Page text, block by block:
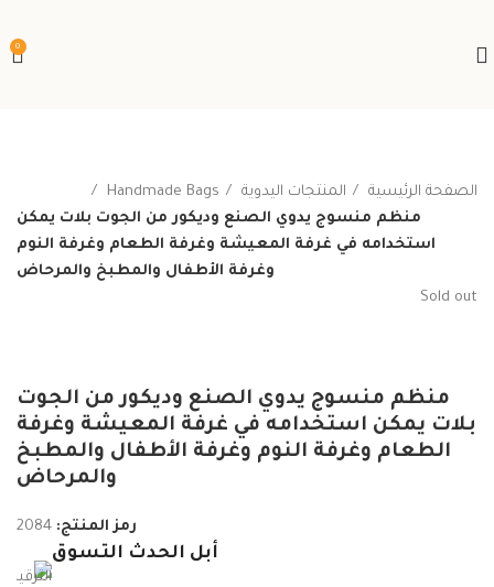
0
الصفحة الرئيسية المنتجات اليدوية
Handmade Bags
منظم منسوج يدوي الصنع وديكور من الجوت بلات يمكن
استخدامه في غرفة المعيشة وغرفة الطعام وغرفة النوم
وغرفة الأطفال والمطبخ والمرحاض
Sold out
منظم منسوج يدوي الصنع وديكور من الجوت
بلات يمكن استخدامه في غرفة المعيشة وغرفة
الطعام وغرفة النوم وغرفة الأطفال والمطبخ
والمرحاض
رمز المنتج: 2084
أبل الحدث التسوق